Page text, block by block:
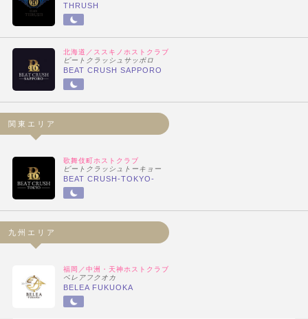
THRUSH
北海道／ススキノホストクラブ
ビートクラッシュサッポロ
BEAT CRUSH SAPPORO
関東エリア
歌舞伎町ホストクラブ
ビートクラッシュトーキョー
BEAT CRUSH-TOKYO-
九州エリア
福岡／中洲・天神ホストクラブ
ベレアフクオカ
BELEA FUKUOKA